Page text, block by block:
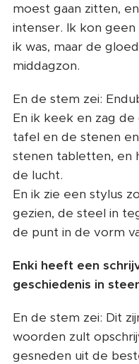
moest gaan zitten,
intenser. Ik kon
ik was, maar de
middagzon.
En de stem zei:
En ik keek en zag
tafel en de stenen
stenen tabletten, en
de lucht.
En ik zie een stylus
gezien, de steel in
de punt in de vorm
Enki heeft een
geschiedenis in
En de stem zei: Dit
woorden zult
gesneden uit de